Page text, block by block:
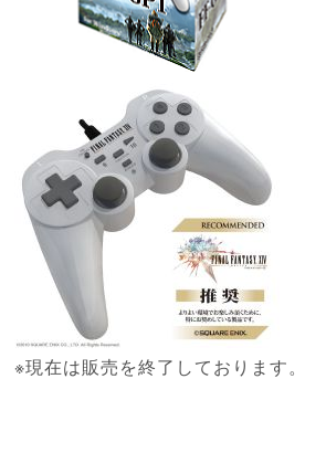
※現在は販売を終了しております。